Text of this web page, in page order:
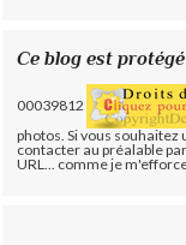
Ce blog est
00039812
photos. Si vous
contacter au préalable
URL... comme je